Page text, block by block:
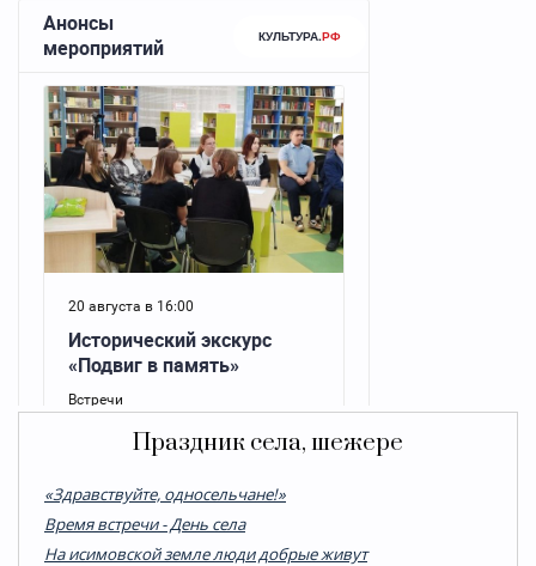
Праздник села, шежере
«Здравствуйте, односельчане!»
Время встречи - День села
На исимовской земле люди добрые живут